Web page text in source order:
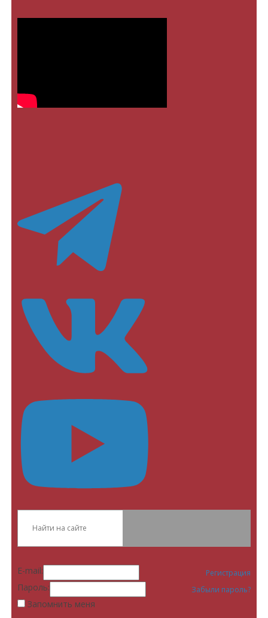
E-mail: Регистрация
Пароль: Забыли пароль?
Запомнить меня